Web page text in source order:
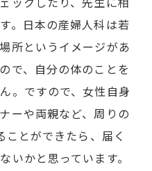
。日本の産婦人科は若
所というイメージがあ
で、自分の体のことを
。ですので、女性自身
ーや両親など、周りの
とができたら、届く
いかと思っています。